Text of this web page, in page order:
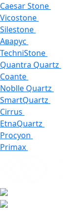
Caesar Stone
Vicostone
Silestone
Аварус
TechniStone
Quantra Quartz
Coante
Noblle Quartz
SmartQuartz
Cirrus
EtnaQuartz
Procyon
Primax